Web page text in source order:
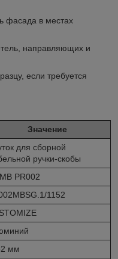
фасада в местах
направляющих и
если требуется
Значение
для сборной
ручки-скобы
PR002
1152
мм